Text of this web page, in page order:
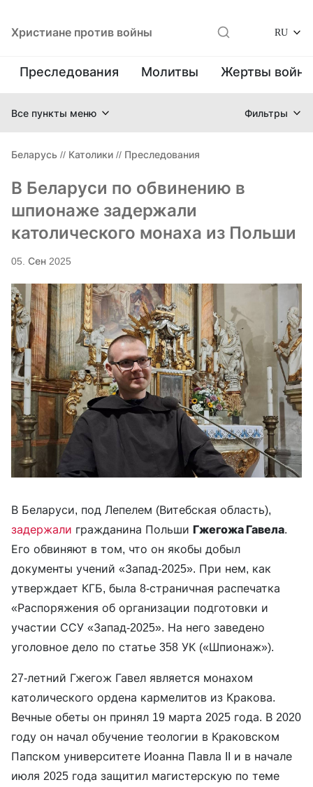
Христиане против войны RU
Преследования Молитвы Жертвы
Все пункты меню Фильтры
Беларусь // Католики // Преследования
В Беларуси по обвинению в
шпионаже задержали
католического монаха из Польши
05. Сен 2025
В Беларуси, под Лепелем (Витебская область),
задержали гражданина Польши Гжегожа Гавела.
Его обвиняют в том, что он якобы добыл
документы учений «Запад-2025». При нем, как
утверждает КГБ, была 8-страничная распечатка
«Распоряжения об организации подготовки и
участии ССУ «Запад-2025». На него заведено
уголовное дело по статье 358 УК («Шпионаж»).
27-летний Гжегож Гавел является монахом
католического ордена кармелитов из Кракова.
Вечные обеты он принял 19 марта 2025 года. В 2020
году он начал обучение теологии в Краковском
Папском университете Иоанна Павла II и в начале
июля 2025 года защитил магистерскую по теме